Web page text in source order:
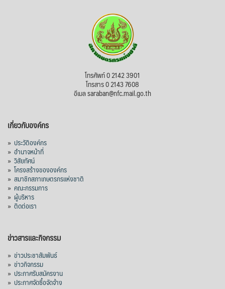
โทรศัพท์ 0 2142 3901
โทรสาร 0 2143 7608
อีเมล saraban@nfc.mail.go.th
เกี่ยวกับองค์กร
» ประวัติองค์กร
» อำนาจหน้าที่
» วิสัยทัศน์
» โครงสร้างขององค์กร
» สมาชิกสภาเกษตรกรแห่งชาติ
» คณะกรรมการ
» ผู้บริหาร
» ติดต่อเรา
ข่าวสารและกิจกรรม
» ข่าวประชาสัมพันธ์
» ข่าวกิจกรรม
» ประกาศรับสมัครงาน
» ประกาศจัดซื้อจัดจ้าง